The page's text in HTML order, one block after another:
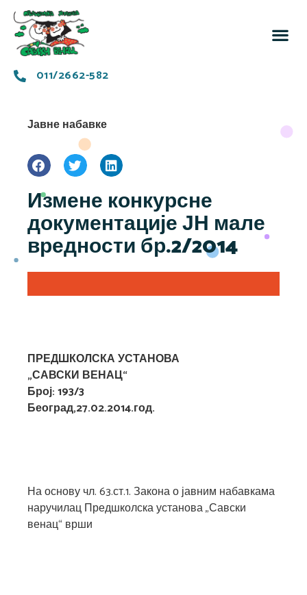
011/2662-582
Јавне набавке
Измене конкурсне
документације ЈН мале
вредности бр.2/2014
ПРЕДШКОЛСКА УСТАНОВА
„САВСКИ ВЕНАЦ“
Број: 193/3
Београд,27.02.2014.год.
На основу чл. 63.ст.1. Закона о јавним набавкама
наручилац Предшколска установа „Савски
венац“ врши